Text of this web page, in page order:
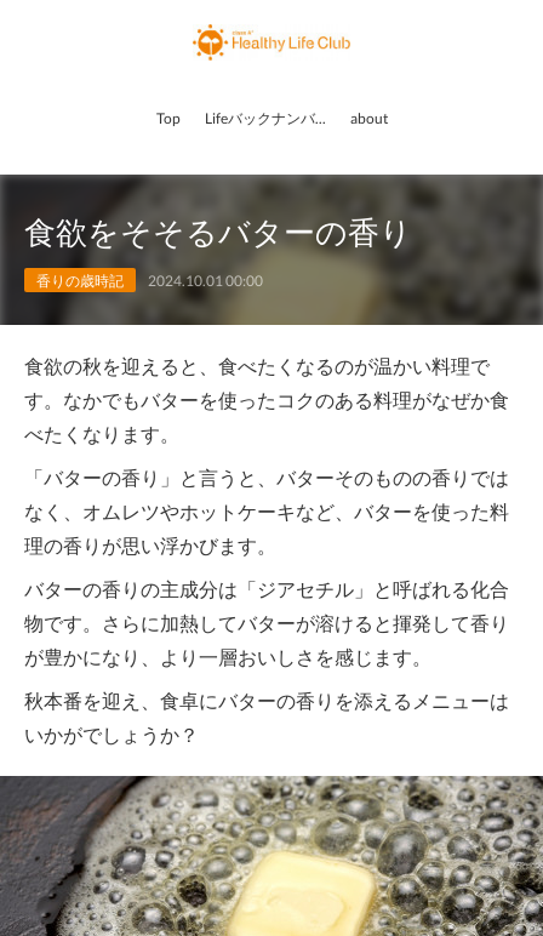
Top Lifeバックナンバー about
食欲をそそるバターの香り
香りの歳時記 2024.10.01 00:00
食欲の秋を迎えると、食べたくなるのが温かい料理で
す。なかでもバターを使ったコクのある料理がなぜか食
べたくなります。
「バターの香り」と言うと、バターそのものの香りでは
なく、オムレツやホットケーキなど、バターを使った料
理の香りが思い浮かびます。
バターの香りの主成分は「ジアセチル」と呼ばれる化合
物です。さらに加熱してバターが溶けると揮発して香り
が豊かになり、より一層おいしさを感じます。
秋本番を迎え、食卓にバターの香りを添えるメニューは
いかがでしょうか？